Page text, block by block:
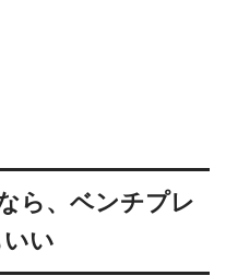
ら、ベンチプレ
い